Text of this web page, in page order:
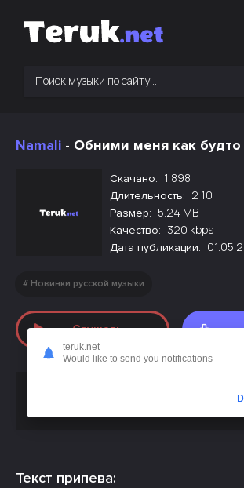
Namali - Обними меня как будто
Скачано: 1 898
Длительность: 2:10
Размер: 5.24 MB
Качество: 320 kbps
Дата публикации:
Новинки русской музыки
Слушать
Namali - Обними меня как
Текст припева:
teruk.net
Would like to send you notifications